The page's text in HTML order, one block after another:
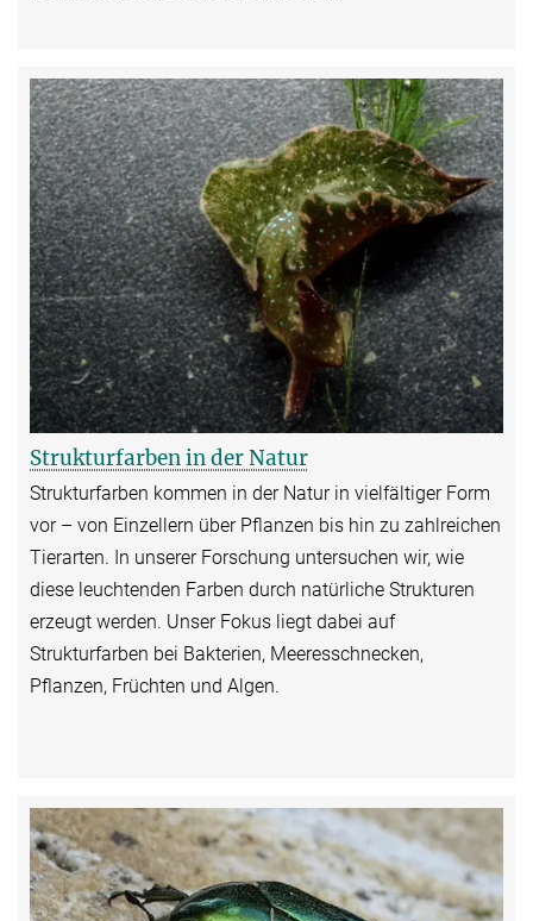
Strukturfarben in der Natur
Strukturfarben kommen in der Natur in vielfältiger Form
vor – von Einzellern über Pflanzen bis hin zu zahlreichen
Tierarten. In unserer Forschung untersuchen wir, wie
diese leuchtenden Farben durch natürliche Strukturen
erzeugt werden. Unser Fokus liegt dabei auf
Strukturfarben bei Bakterien, Meeresschnecken,
Pflanzen, Früchten und Algen.